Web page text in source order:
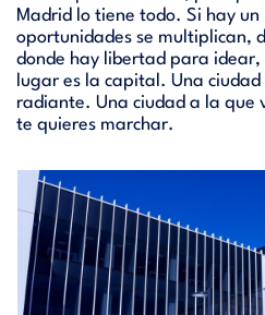
Madrid lo tiene todo. Si hay
oportunidades se multiplican,
donde hay libertad para idear,
lugar es la capital. Una
radiante. Una ciudad a la que
te quieres marchar.